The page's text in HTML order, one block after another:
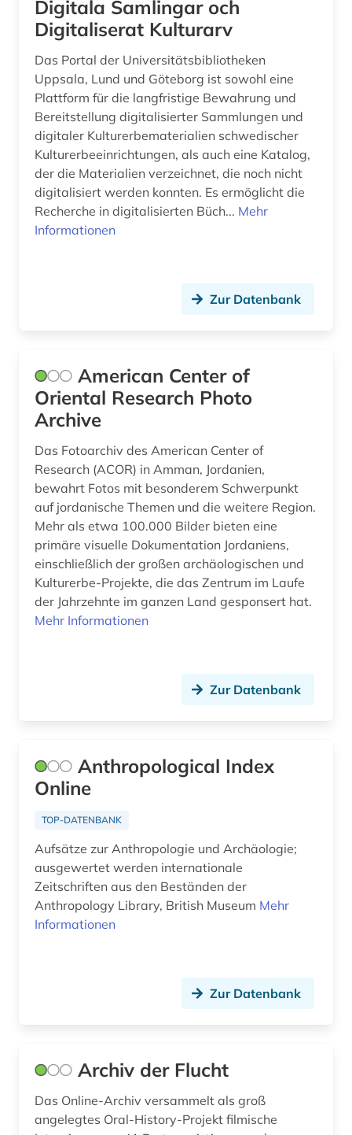
fotographie (1)
fotosammlung (1)
frankreich (1)
frau (1)
frauenforschung (1)
förderpreis für deutsche wissenschaftler im g.
w. leibniz-programm (1)
gefallener (1)
geografie (1)
geographische daten (1)
germanen (1)
germanische altertumskunde (1)
germanisches nationalmuseum (1)
geschichte (30)
geschichte 3350 v.chr.-400 v.chr. (1)
globales lernen (1)
gotland (1)
grammatik (1)
griechenland (1)
hampartsoum (1)
handel (1)
Digitala Samlingar och
Digitaliserat Kulturarv
Das Portal der Universitätsbibliotheken
Uppsala, Lund und Göteborg ist sowohl eine
Plattform für die langfristige Bewahrung und
Bereitstellung digitalisierter Sammlungen und
digitaler Kulturerbematerialien schwedischer
Kulturerbeeinrichtungen, als auch eine Katalog,
der die Materialien verzeichnet, die noch nicht
digitalisiert werden konnten. Es ermöglicht die
Recherche in digitalisierten Büch... Mehr
Informationen
Zur Datenbank
American Center of
Oriental Research Photo
Archive
Das Fotoarchiv des American Center of
Research (ACOR) in Amman, Jordanien,
bewahrt Fotos mit besonderem Schwerpunkt
auf jordanische Themen und die weitere Region.
Mehr als etwa 100.000 Bilder bieten eine
primäre visuelle Dokumentation Jordaniens,
einschließlich der großen archäologischen und
Kulturerbe-Projekte, die das Zentrum im Laufe
der Jahrzehnte im ganzen Land gesponsert hat.
Mehr Informationen
Zur Datenbank
Anthropological Index
Online
TOP-DATENBANK
Aufsätze zur Anthropologie und Archäologie;
ausgewertet werden internationale
Zeitschriften aus den Beständen der
Anthropology Library, British Museum Mehr
Informationen
Zur Datenbank
Archiv der Flucht
Das Online-Archiv versammelt als groß
angelegtes Oral-History-Projekt filmische